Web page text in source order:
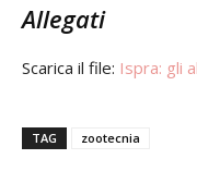
Allegati
Scarica il file: Ispra: gli
TAG zootecnia